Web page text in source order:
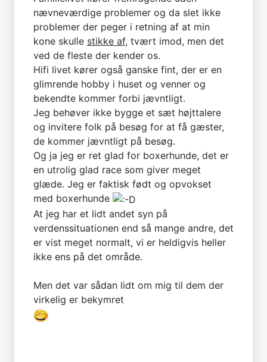
nævneværdige problemer og da slet ikke
problemer der peger i retning af at min
kone skulle stikke af, tvært imod, men det
ved de fleste der kender os.
Hifi livet kører også ganske fint, der er en
glimrende hobby i huset og venner og
bekendte kommer forbi jævntligt.
Jeg behøver ikke bygge et sæt højttalere
og invitere folk på besøg for at få gæster,
de kommer jævntligt på besøg.
Og ja jeg er ret glad for boxerhunde, det er
en utrolig glad race som giver meget
glæde. Jeg er faktisk født og opvokset
med boxerhunde
At jeg har et lidt andet syn på
verdenssituationen end så mange andre, det
er vist meget normalt, vi er heldigvis heller
ikke ens på det område.
Men det var sådan lidt om mig til dem der
virkelig er bekymret